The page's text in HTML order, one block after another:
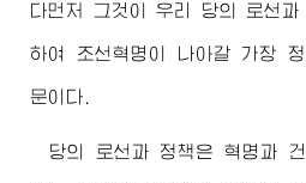
다먼저 그것이 우리 당의 로선과
하여 조선혁명이 나아갈 가장
문이다.
당의 로선과 정책은 혁명과